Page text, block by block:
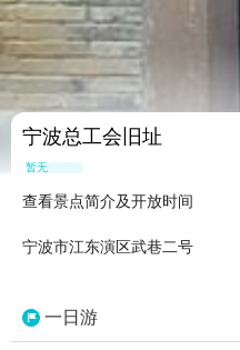
宁波总工会旧址
暂无点评
查看景点简介及开放时间
宁波市江东演区武巷二号
一日游